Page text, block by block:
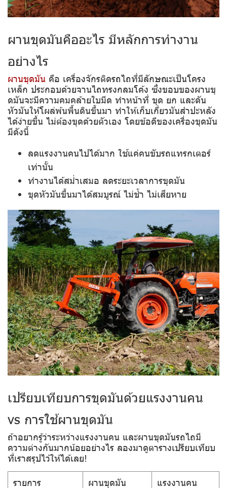
ผานขุดมันคืออะไร มีหลักการทำงาน
อย่างไร
ผานขุดมัน คือ เครื่องจักรติดรถไถที่มีลักษณะเป็นโครง
เหล็ก ประกอบด้วยจานไถทรงกลมโค้ง ซึ่งขอบของผานขุ
ดมันจะมีความคมคล้ายใบมีด ทำหน้าที่ ขุด ยก และดัน
หัวมันให้โผล่พ้นพื้นดินขึ้นมา ทำให้เก็บเกี่ยวมันสำปะหลัง
ได้ง่ายขึ้น ไม่ต้องขุดด้วยตัวเอง โดยข้อดีของเครื่องขุดมัน
มีดังนี้
ลดแรงงานคนไปได้มาก ใช้แค่คนขับรถแทรกเตอร์
เท่านั้น
ทำงานได้สม่ำเสมอ ลดระยะเวลาการขุดมัน
ขุดหัวมันขึ้นมาได้สมบูรณ์ ไม่ช้ำ ไม่เสียหาย
เปรียบเทียบการขุดมันด้วยแรงงานคน
vs การใช้ผานขุดมัน
ถ้าอยากรู้ว่าระหว่างแรงงานคน และผานขุดมันรถไถมี
ความต่างกันมากน้อยอย่างไร ลองมาดูตารางเปรียบเทียบ
ที่เราสรุปไว้ให้ได้เลย!
รายการ ผานขุดมัน
แรงงานคน